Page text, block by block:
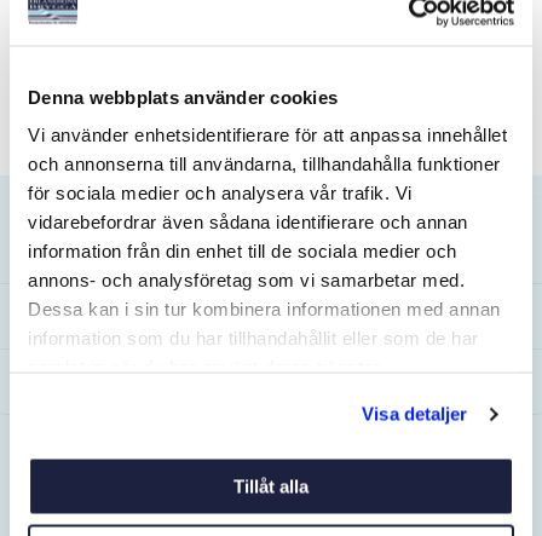
Denna webbplats använder cookies
Vi använder enhetsidentifierare för att anpassa innehållet
och annonserna till användarna, tillhandahålla funktioner
för sociala medier och analysera vår trafik. Vi
vidarebefordrar även sådana identifierare och annan
information från din enhet till de sociala medier och
annons- och analysföretag som vi samarbetar med.
Dessa kan i sin tur kombinera informationen med annan
information som du har tillhandahållit eller som de har
Visa detaljer
Tillåt alla
Kundservice
Mitt konto
Kontakta oss
Erlandsons Brygga AB